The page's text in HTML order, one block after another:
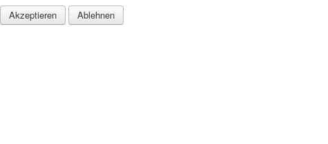
Akzeptieren
Ablehnen